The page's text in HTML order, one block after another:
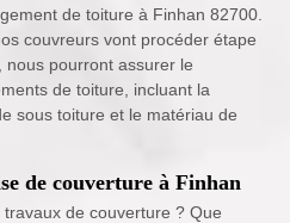
de toiture à Finhan 82700.
couvreurs vont procéder étape
nous pourront assurer le
de toiture, incluant la
sous toiture et le matériau de
de couverture à Finhan
de couverture ? Que